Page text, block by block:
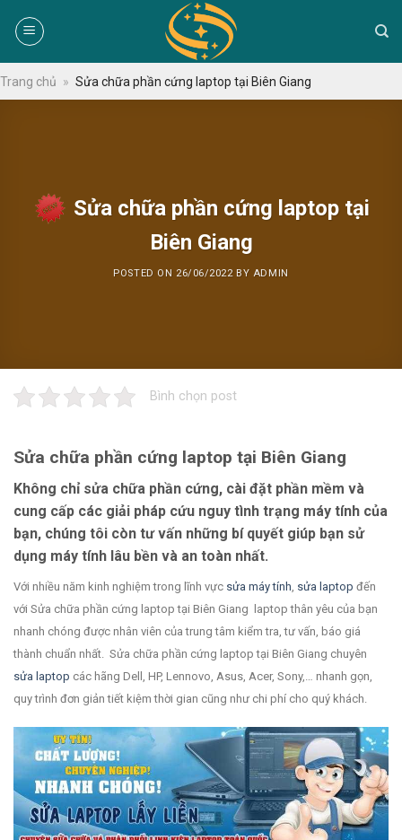
Trang chủ » Sửa chữa phần cứng laptop tại Biên Giang
Sửa chữa phần cứng laptop tại
Biên Giang
POSTED ON 26/06/2022 BY ADMIN
Bình chọn post
Sửa chữa phần cứng laptop tại Biên Giang
Không chỉ sửa chữa phần cứng, cài đặt phần mềm và
cung cấp các giải pháp cứu nguy tình trạng máy tính của
bạn, chúng tôi còn tư vấn những bí quyết giúp bạn sử
dụng máy tính lâu bền và an toàn nhất.
Với nhiều năm kinh nghiệm trong lĩnh vực sửa máy tính sửa laptop đến
với Sửa chữa phần cứng laptop tại Biên Giang laptop thân yêu của bạn
nhanh chóng được nhân viên của trung tâm kiểm tra, tư vấn, báo giá
thành chuẩn nhất. Sửa chữa phần cứng laptop tại Biên Giang chuyên
sửa laptop các hãng Dell, HP, Lennovo, Asus, Acer, Sony,… nhanh gọn,
quy trình đơn giản tiết kiệm thời gian cũng như chi phí cho quý khách.